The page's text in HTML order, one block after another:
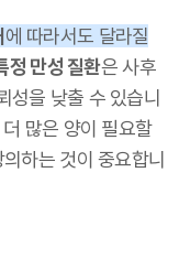
에 따라서도 달라질
정 만성 질환은 사후
성을 낮출 수 있습니
많은 양이 필요할
하는 것이 중요합니